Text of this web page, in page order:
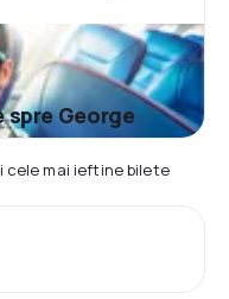
George
cele mai ieftine bilete